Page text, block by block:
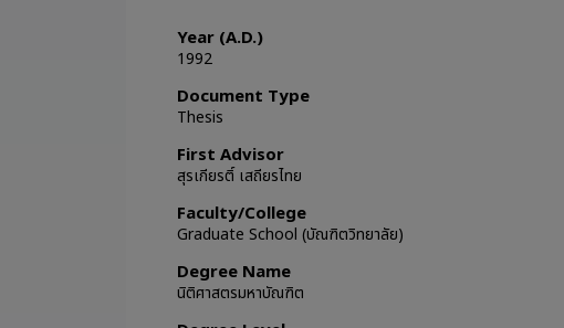
Year (A.D.)
1992
Document Type
Thesis
First Advisor
สุรเกียรติ์ เสถียรไทย
Faculty/College
Graduate School (บัณฑิตวิทยาลัย)
Degree Name
นิติศาสตรมหาบัณฑิต